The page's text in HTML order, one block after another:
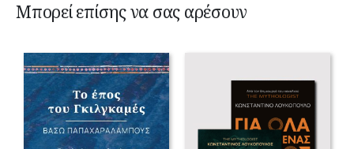
Μπορεί επίσης να σας αρέσουν